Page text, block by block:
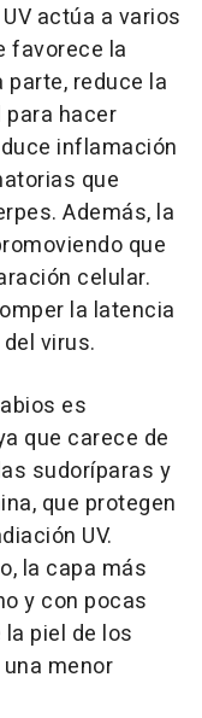
actúa a varios
favorece la
reduce la
hacer
inflamación
que
Además, la
que
celular.
la latencia
virus.
es
que carece de
sudoríparas y
que protegen
UV.
la capa más
y con pocas
piel de los
menor